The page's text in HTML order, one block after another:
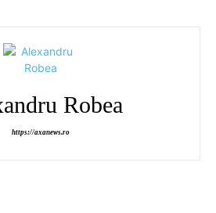
Robea
https://axanews.ro